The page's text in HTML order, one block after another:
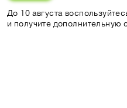
До 10 августа
и получите дополнительную